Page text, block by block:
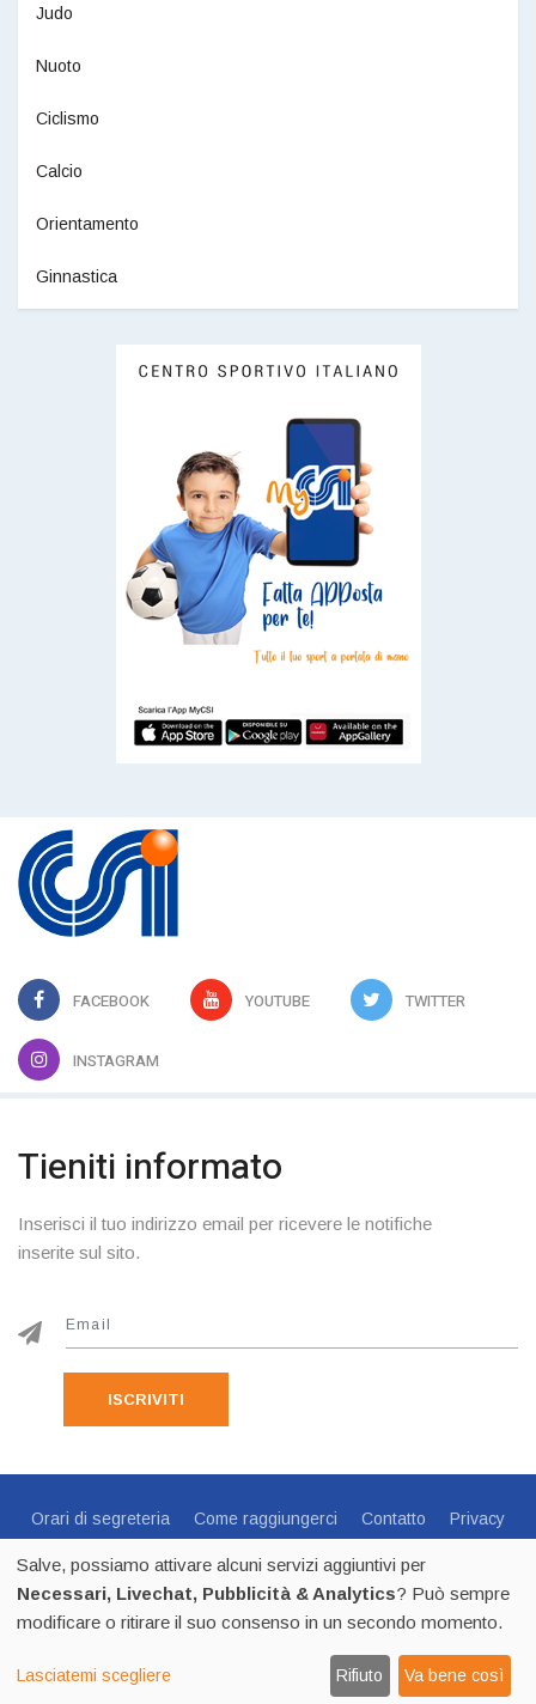
Judo
Nuoto
Ciclismo
Calcio
Orientamento
Ginnastica
FACEBOOK YOUTUBE TWITTER
INSTAGRAM
Tieniti informato
Inserisci il tuo indirizzo email per ricevere le notifiche
inserite sul sito.
ISCRIVITI
Orari di segreteria Come raggiungerci Contatto
Privacy
Centro Sportivo Italiano Comitato di Trento - via C.Endrici, 20
Trento -0461 1821695- CF 80018840225 - p.iva 02518100223
2026CSI Trento - Tutti i diritti riservatiby Thecma.net
Salve, possiamo attivare alcuni servizi aggiuntivi per
Necessari, Livechat, Pubblicità & Analytics? Può sempre
modificare o ritirare il suo consenso in un secondo momento.
Lasciatemi scegliere Rifiuto Va bene così